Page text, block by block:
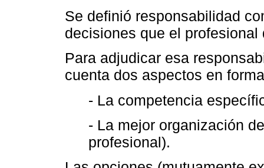
Se definió responsabilidad
decisiones que el
Para adjudicar esa
cuenta dos aspectos en
- La competencia
- La mejor organización
profesional).